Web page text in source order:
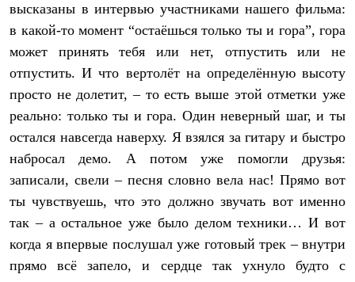
Палатки и тенты
Палатки
Тенты
Аксессуары для палаток
Рюкзаки
Экспедиционные
Альпинистские
Городские
Аксессуары для рюкзаков
Спальные мешки
Пуховые
Комбинированные
С синтетическим утеплителем
Аксессуары для спальников
Сумки и баулы
Кошельки
высказаны в интервью участниками нашего фильма:
в какой-то момент “остаёшься только ты и гора”, гора
может принять тебя или нет, отпустить или не
отпустить. И что вертолёт на определённую высоту
просто не долетит, – то есть выше этой отметки уже
реально: только ты и гора. Один неверный шаг, и ты
остался навсегда наверху. Я взялся за гитару и быстро
набросал демо. А потом уже помогли друзья:
записали, свели – песня словно вела нас! Прямо вот
ты чувствуешь, что это должно звучать вот именно
так – а остальное уже было делом техники… И вот
когда я впервые послушал уже готовый трек – внутри
прямо всё запело, и сердце так ухнуло будто с